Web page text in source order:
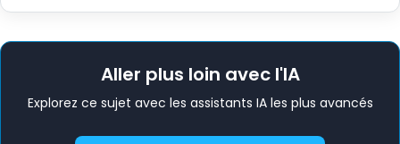
Aller plus loin avec l'IA
Explorez ce sujet avec les assistants IA les plus avancés